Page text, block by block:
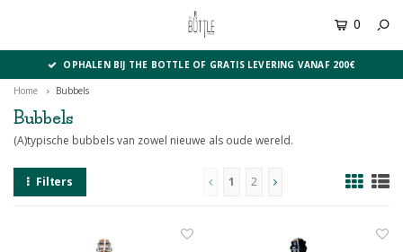
0
OPHALEN BIJ THE BOTTLE OF GRATIS LEVERING VANAF 200€
Home Bubbels
Bubbels
(A)typische bubbels van zowel nieuwe als oude wereld.
Filters 1 2